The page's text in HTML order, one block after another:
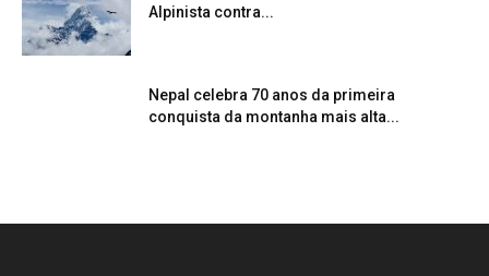
Alpinista contra...
Nepal celebra 70 anos da primeira
conquista da montanha mais alta...